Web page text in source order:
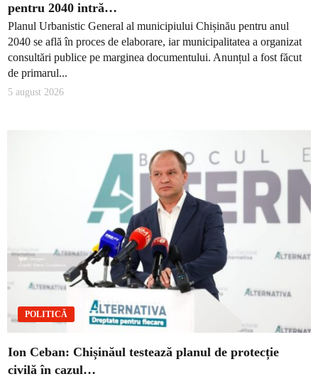
pentru 2040 intră…
Planul Urbanistic General al municipiului Chișinău pentru anul
2040 se află în proces de elaborare, iar municipalitatea a organizat
consultări publice pe marginea documentului. Anunțul a fost făcut
de primarul...
5 august 2026
POLITICĂ
Ion Ceban: Chișinăul testează planul de protecție
civilă în cazul…